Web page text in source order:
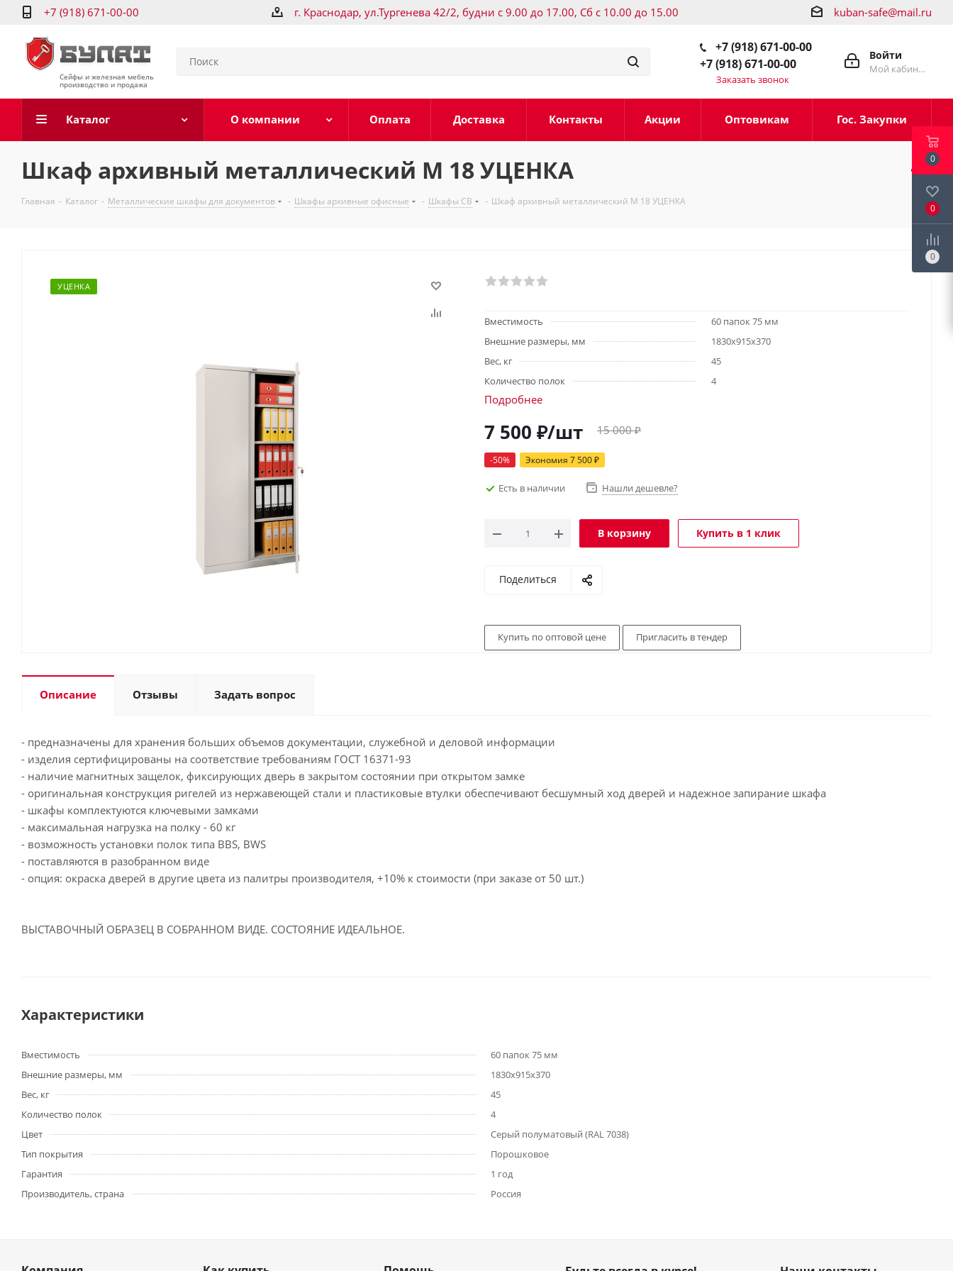
+7 (918) 671-00-00 г. Краснодар, ул.Тургенева 42/2, будни с 9.00 до 17.00, Сб с 10.00 до 15.00 kuban-safe@mail.ru
Сейфы и железная мебель
производство и продажа
Войти
Мой кабинет
+7 (918) 671-00-00
+7 (918) 671-00-00
Заказать звонок
Каталог О компании Оплата Доставка Контакты Акции Оптовикам Гос. Закупки
Шкаф архивный металлический М 18 УЦЕНКА
Главная - Каталог - Металлические шкафы для документов - Шкафы архивные офисные - Шкафы СВ - Шкаф архивный металлический М 18 УЦЕНКА
УЦЕНКА
Вместимость
60 папок 75 мм
Внешние размеры, мм
1830х915х370
Вес, кг
45
Количество полок
4
Подробнее
7 500 ₽/шт 15 000₽
-50% Экономия 7 500₽
Есть в наличии Нашли дешевле?
В корзину Купить в 1 клик
Поделиться
Купить по оптовой цене Пригласить в тендер
Описание Отзывы Задать вопрос
- предназначены для хранения больших объемов документации, служебной и деловой информации
- изделия сертифицированы на соответствие требованиям ГОСТ 16371-93
- наличие магнитных защелок, фиксирующих дверь в закрытом состоянии при открытом замке
- оригинальная конструкция ригелей из нержавеющей стали и пластиковые втулки обеспечивают бесшумный ход дверей и надежное запирание шкафа
- шкафы комплектуются ключевыми замками
- максимальная нагрузка на полку - 60 кг
- возможность установки полок типа BBS, BWS
- поставляются в разобранном виде
- опция: окраска дверей в другие цвета из палитры производителя, +10% к стоимости (при заказе от 50 шт.)
ВЫСТАВОЧНЫЙ ОБРАЗЕЦ В СОБРАННОМ ВИДЕ. СОСТОЯНИЕ ИДЕАЛЬНОЕ.
Характеристики
Вместимость
60 папок 75 мм
Внешние размеры, мм
1830х915х370
Вес, кг
45
Количество полок
4
Цвет
Серый полуматовый (RAL 7038)
Тип покрытия
Порошковое
Гарантия
1 год
Производитель, страна
Россия
0
0
0